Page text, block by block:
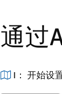
通过
I： 开始设